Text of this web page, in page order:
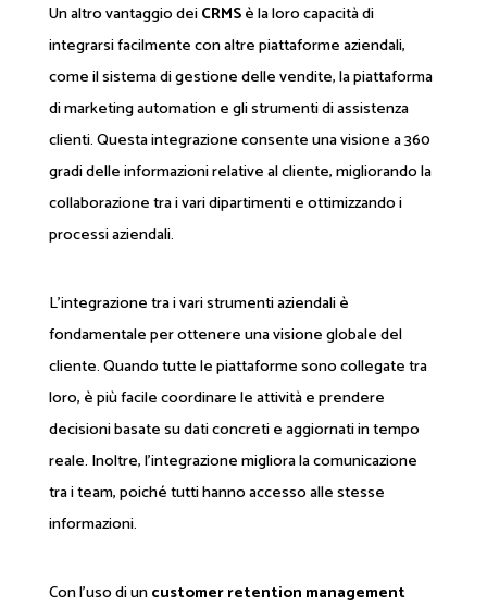
Un altro vantaggio deiCRMSè la loro capacità di
integrarsi facilmente con altre piattaforme aziendali,
come il sistema di gestione delle vendite, la piattaforma
di marketing automation e gli strumenti di assistenza
clienti. Questa integrazione consente una visione a 360
gradi delle informazioni relative al cliente, migliorando la
collaborazione tra i vari dipartimenti e ottimizzando i
processi aziendali.
L'integrazione tra i vari strumenti aziendali è
fondamentale per ottenere una visione globale del
cliente. Quando tutte le piattaforme sono collegate tra
loro, è più facile coordinare le attività e prendere
decisioni basate su dati concreti e aggiornati in tempo
reale. Inoltre, l'integrazione migliora la comunicazione
tra i team, poiché tutti hanno accesso alle stesse
informazioni.
Con l'uso di uncustomer retention management